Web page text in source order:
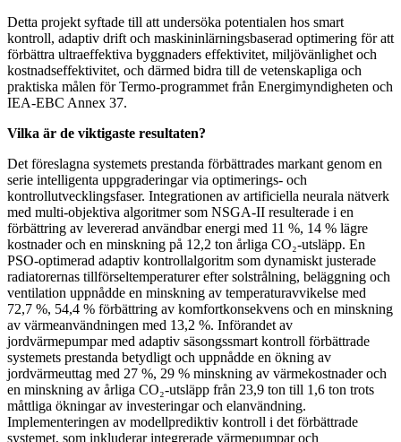
Detta projekt syftade till att undersöka potentialen hos smart
kontroll, adaptiv drift och maskininlärningsbaserad optimering för att
förbättra ultraeffektiva byggnaders effektivitet, miljövänlighet och
kostnadseffektivitet, och därmed bidra till de vetenskapliga och
praktiska målen för Termo-programmet från Energimyndigheten och
IEA-EBC Annex 37.
Vilka är de viktigaste resultaten?
Det föreslagna systemets prestanda förbättrades markant genom en
serie intelligenta uppgraderingar via optimerings- och
kontrollutvecklingsfaser. Integrationen av artificiella neurala nätverk
med multi-objektiva algoritmer som NSGA-II resulterade i en
förbättring av levererad användbar energi med 11 %, 14 % lägre
kostnader och en minskning på 12,2 ton årliga CO₂-utsläpp. En
PSO-optimerad adaptiv kontrollalgoritm som dynamiskt justerade
radiatorernas tillförseltemperaturer efter solstrålning, beläggning och
ventilation uppnådde en minskning av temperaturavvikelse med
72,7 %, 54,4 % förbättring av komfortkonsekvens och en minskning
av värmeanvändningen med 13,2 %. Införandet av
jordvärmepumpar med adaptiv säsongssmart kontroll förbättrade
systemets prestanda betydligt och uppnådde en ökning av
jordvärmeuttag med 27 %, 29 % minskning av värmekostnader och
en minskning av årliga CO₂-utsläpp från 23,9 ton till 1,6 ton trots
måttliga ökningar av investeringar och elanvändning.
Implementeringen av modellprediktiv kontroll i det förbättrade
systemet, som inkluderar integrerade värmepumpar och